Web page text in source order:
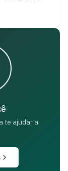
te ajudar a